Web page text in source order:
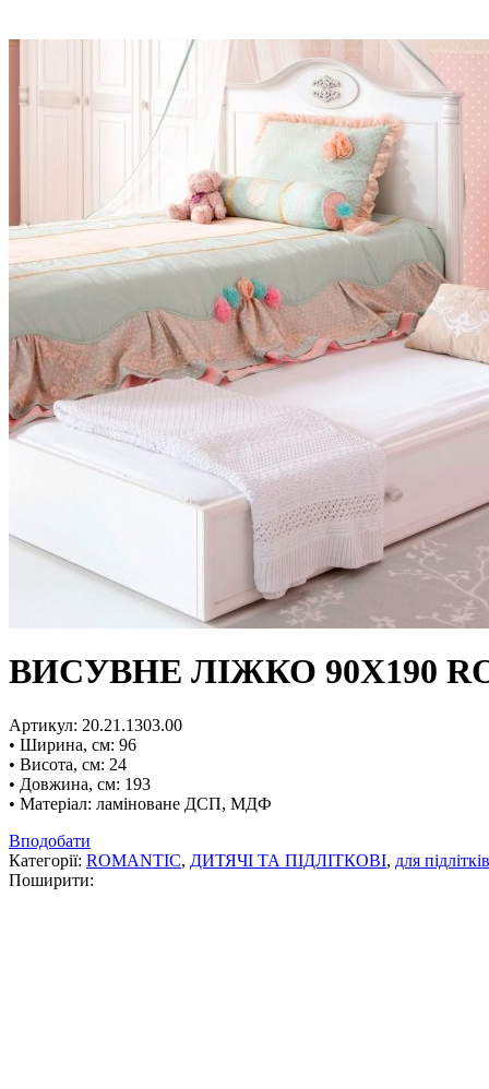
ВИСУВНЕ ЛІЖКО 90Х190
Артикул: 20.21.1303.00
• Ширина, см: 96
• Висота, см: 24
• Довжина, cм: 193
• Матеріал: ламіноване ДСП, МДФ
Вподобати
Категорії: ROMANTIC, ДИТЯЧІ ТА ПІДЛІТКОВІ, для підлітків
Поширити: